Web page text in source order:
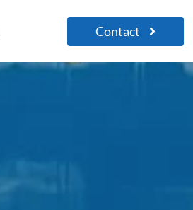
Contact